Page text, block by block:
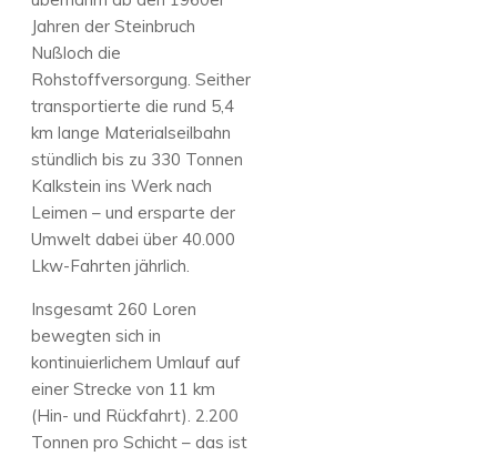
Jahren der Steinbruch
Nußloch die
Rohstoffversorgung. Seither
transportierte die rund 5,4
km lange Materialseilbahn
stündlich bis zu 330 Tonnen
Kalkstein ins Werk nach
Leimen – und ersparte der
Umwelt dabei über 40.000
Lkw-Fahrten jährlich.
Insgesamt 260 Loren
bewegten sich in
kontinuierlichem Umlauf auf
einer Strecke von 11 km
(Hin- und Rückfahrt). 2.200
Tonnen pro Schicht – das ist